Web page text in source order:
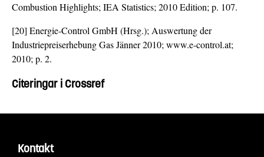
Combustion Highlights; IEA Statistics; 2010 Edition; p. 107.
[20] Energie-Control GmbH (Hrsg.); Auswertung der
Industriepreiserhebung Gas Jänner 2010; www.e-control.at;
2010; p. 2.
Citeringar i Crossref
Kontakt